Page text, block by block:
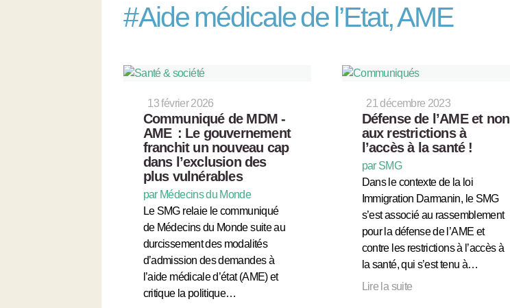
#Aide médicale de l’Etat, AME
13 février 2026
Communiqué de MDM -
AME : Le gouvernement
franchit un nouveau cap
dans l’exclusion des
plus vulnérables
par Médecins du Monde
Le SMG relaie le communiqué
de Médecins du Monde suite au
durcissement des modalités
d’admission des demandes à
l’aide médicale d’état (AME) et
critique la politique…
21 décembre 2023
Défense de l’AME et non
aux restrictions à
l’accès à la santé !
par SMG
Dans le contexte de la loi
Immigration Darmanin, le SMG
s’est associé au rassemblement
pour la défense de l’AME et
contre les restrictions à l’accès à
la santé, qui s’est tenu à…
Lire la suite